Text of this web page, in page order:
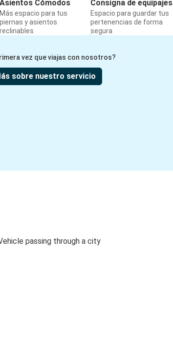
Asientos Cómodos
Más espacio para tus
piernas y asientos
reclinables
Consigna de equipajes
Espacio para guardar tus
pertenencias de forma
segura
vez que viajas con nosotros?
sobre nuestro servicio